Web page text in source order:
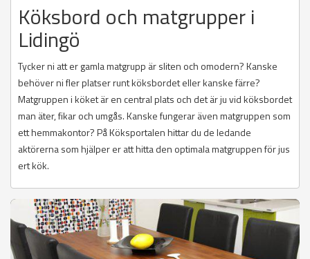
Köksbord och matgrupper i
Lidingö
Tycker ni att er gamla matgrupp är sliten och omodern? Kanske
behöver ni fler platser runt köksbordet eller kanske färre?
Matgruppen i köket är en central plats och det är ju vid köksbordet
man äter, fikar och umgås. Kanske fungerar även matgruppen som
ett hemmakontor? På Köksportalen hittar du de ledande
aktörerna som hjälper er att hitta den optimala matgruppen för jus
ert kök.